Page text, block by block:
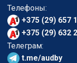
Телефоны:
+375 (29) 657
+375 (29) 632
Телеграм:
t.me/audby